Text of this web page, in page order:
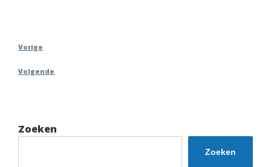
Berichtnavigatie
Vorig
Vorige
Volgend
Volgende
Zoeken
Zoeken